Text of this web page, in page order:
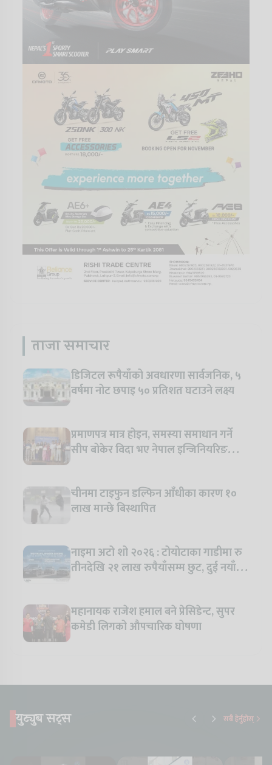
ताजा समाचार
डिजिटल रूपैयाँको अवधारणा सार्वजनिक, ५
वर्षमा नोट छपाइ ५० प्रतिशत घटाउने लक्ष्य
प्रमाणपत्र मात्र होइन, समस्या समाधान गर्ने
सीप बोकेर विदा भए नेपाल इन्जिनियरिङ
चीनमा टाइफुन डल्फिन आँधीका कारण १०
लाख मान्छे बिस्थापित
नाइमा अटो शो २०२६ : टोयोटाका गाडीमा रु
तीनदेखि २१ लाख रुपैयाँसम्म छुट, दुई नयाँ
महानायक राजेश हमाल बने प्रेसिडेन्ट, सुपर
कमेडी लिगको औपचारिक घोषणा
युट्युब सट्स सबै हेर्नुहोस्